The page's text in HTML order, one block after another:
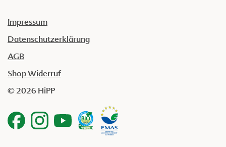
Impressum
Datenschutzerklärung
AGB
Shop Widerruf
© 2026 HiPP